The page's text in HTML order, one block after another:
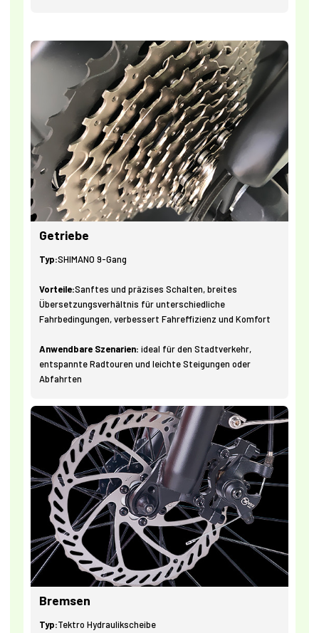
Getriebe
Typ:SHIMANO 9-Gang
Vorteile:Sanftes und präzises Schalten, breites
Übersetzungsverhältnis für unterschiedliche
Fahrbedingungen, verbessert Fahreffizienz und Komfort
Anwendbare Szenarien:ideal für den Stadtverkehr,
entspannte Radtouren und leichte Steigungen oder
Abfahrten
Bremsen
Typ:Tektro Hydraulikscheibe